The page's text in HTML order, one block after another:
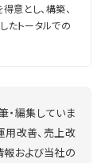
意とし、構築、
たトータルでの
編集していま
用改善、売上改
報および当社の